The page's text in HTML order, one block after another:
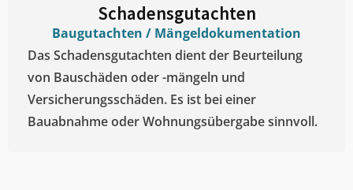
Schadensgutachten
Baugutachten / Mängeldokumentation
Das Schadensgutachten dient der Beurteilung
von Bauschäden oder -mängeln und
Versicherungsschäden. Es ist bei einer
Bauabnahme oder Wohnungsübergabe sinnvoll.